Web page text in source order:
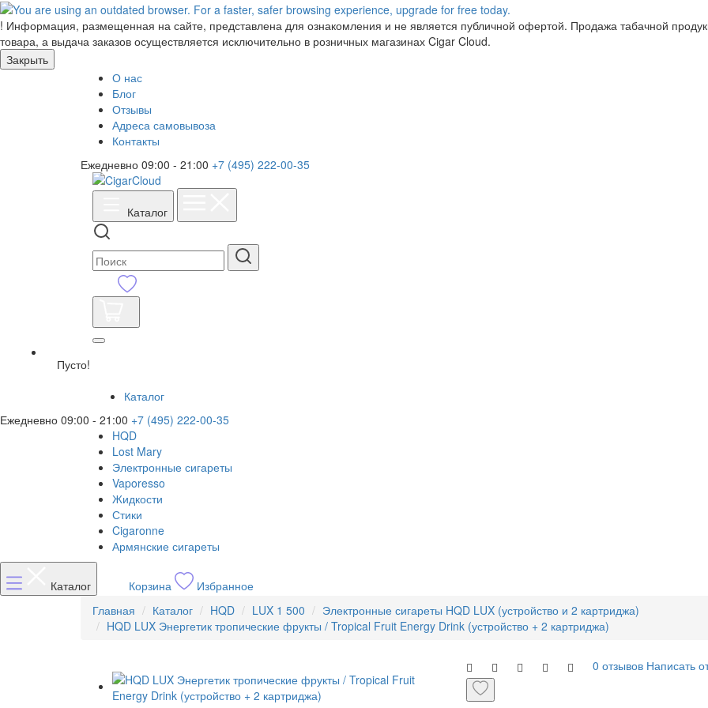
! Информация, размещенная на сайте, представлена для ознакомления и не является публичной офертой. Продажа табачной
товара, а выдача заказов осуществляется исключительно в розничных магазинах Cigar Cloud.
Закрыть
О нас
Блог
Отзывы
Адреса самовывоза
Контакты
Ежедневно 09:00 - 21:00 +7 (495) 222-00-35
Каталог
Пусто!
Каталог
Ежедневно 09:00 - 21:00 +7 (495) 222-00-35
HQD
Lost Mary
Электронные сигареты
Vaporesso
Жидкости
Стики
Cigaronne
Армянские сигареты
Каталог Корзина
Избранное
Главная
Каталог HQD LUX 1 500
Электронные сигареты HQD LUX (устройство и 2 картриджа)
HQD LUX Энергетик тропические фрукты / Tropical Fruit Energy Drink (устройство + 2 картриджа)
0 отзывов Написать